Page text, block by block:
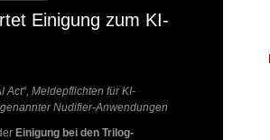
Einigung zum KI-
Meldepflichten für KI-
Nudifier-Anwendungen
Einigung bei den Trilog-